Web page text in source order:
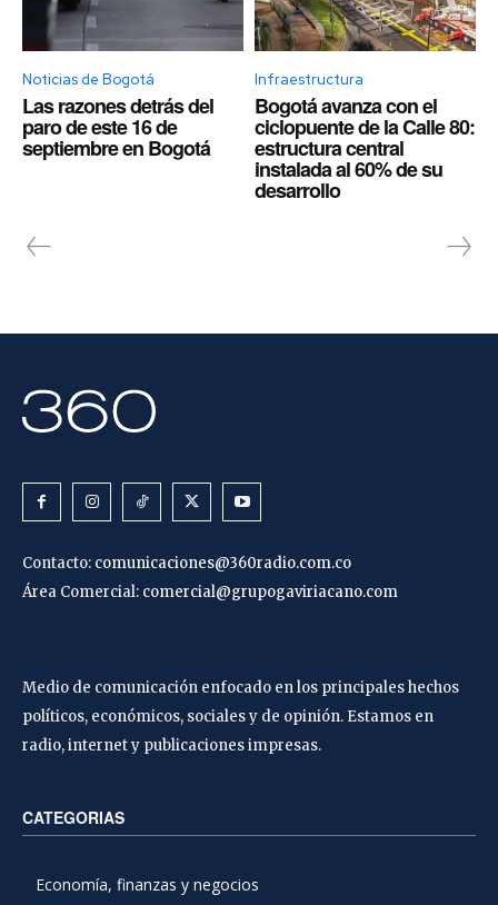
Noticias de Bogotá
Las razones detrás del
paro de este 16 de
septiembre en Bogotá
Infraestructura
Bogotá avanza con el
ciclopuente de la Calle 80:
estructura central
instalada al 60% de su
desarrollo
Contacto: comunicaciones@360radio.com.co
Área Comercial: comercial@grupogaviriacano.com
Medio de comunicación enfocado en los principales hechos
políticos, económicos, sociales y de opinión. Estamos en
radio, internet y publicaciones impresas.
CATEGORIAS
Economía, finanzas y negocios